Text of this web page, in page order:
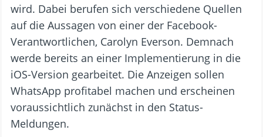
wird. Dabei berufen sich verschiedene Quellen
auf die Aussagen von einer der Facebook-
Verantwortlichen, Carolyn Everson. Demnach
werde bereits an einer Implementierung in die
iOS-Version gearbeitet. Die Anzeigen sollen
WhatsApp profitabel machen und erscheinen
voraussichtlich zunächst in den Status-
Meldungen.